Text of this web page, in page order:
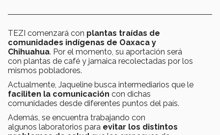
TEZI comenzará con plantas traídas de
comunidades indígenas de Oaxaca y
Chihuahua. Por el momento, su aportación será
con plantas de café y jamaica recolectadas por los
mismos pobladores.
Actualmente, Jaqueline busca intermediarios que le
faciliten la comunicación con dichas
comunidades desde diferentes puntos del país.
Además, se encuentra trabajando con
algunos laboratorios para evitar los distintos